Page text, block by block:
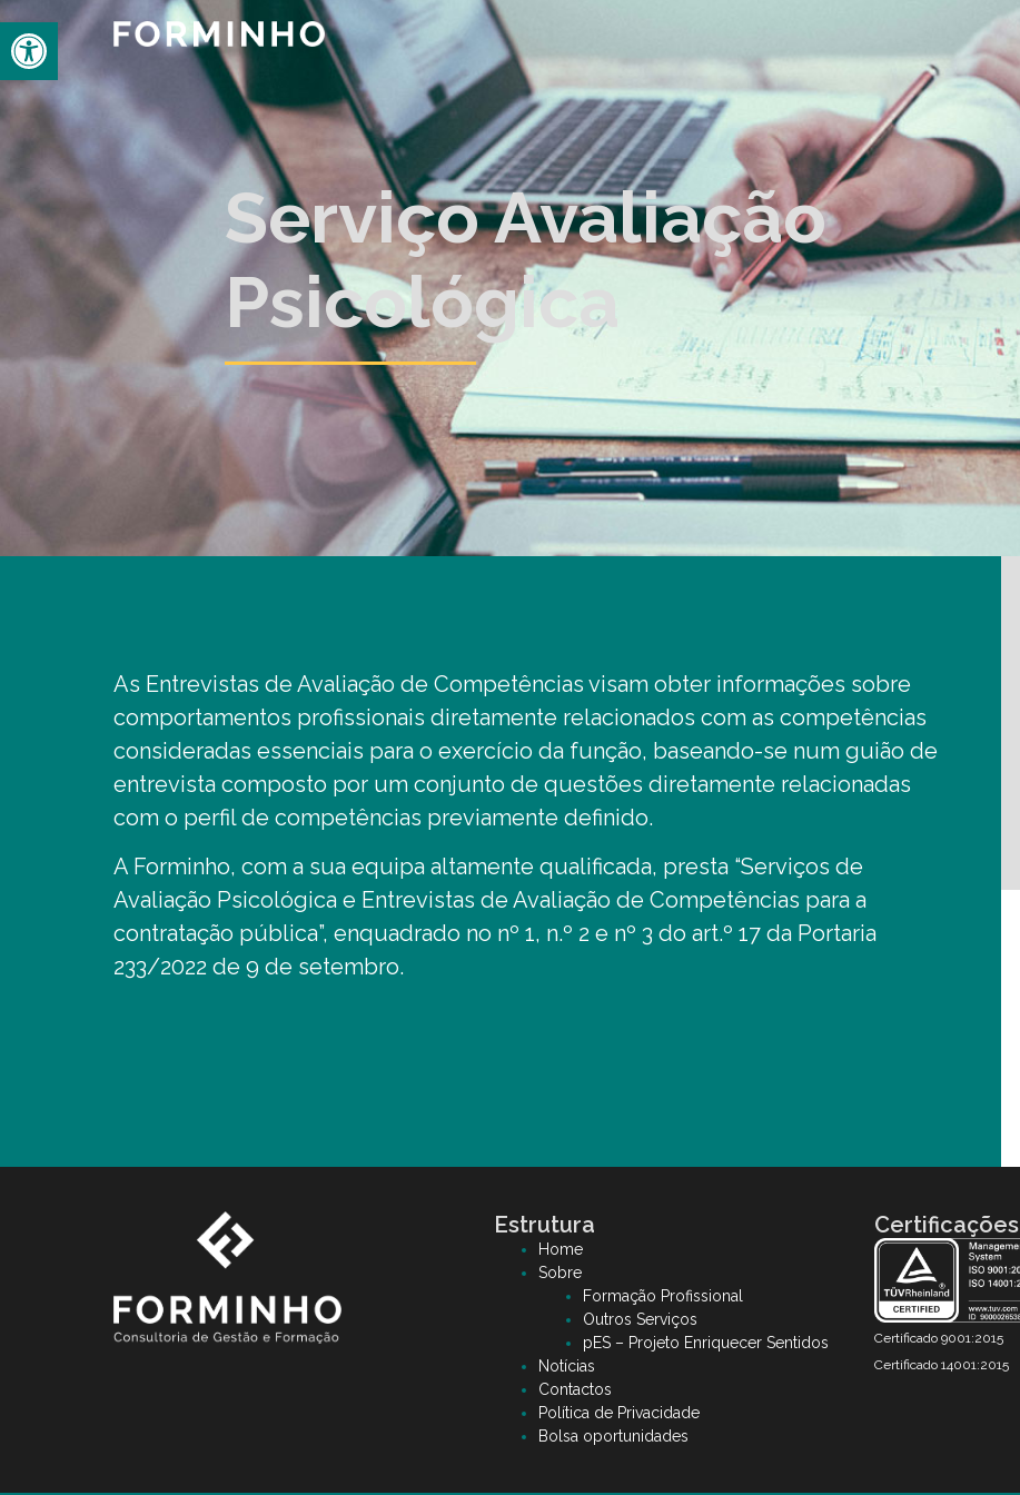
Open toolbar
Serviço Avaliação
Psicológica
As Entrevistas de Avaliação de Competências visam obter informações sobre
comportamentos profissionais diretamente relacionados com as competências
consideradas essenciais para o exercício da função, baseando-se num guião de
entrevista composto por um conjunto de questões diretamente relacionadas
com o perfil de competências previamente definido.
A Forminho, com a sua equipa altamente qualificada, presta “Serviços de
Avaliação Psicológica e Entrevistas de Avaliação de Competências para a
contratação pública”, enquadrado no nº 1, n.º 2 e nº 3 do art.º 17 da Portaria
233/2022 de 9 de setembro.
Estrutura
Home
Sobre
Formação Profissional
Outros Serviços
pES – Projeto Enriquecer Sentidos
Notícias
Contactos
Política de Privacidade
Bolsa oportunidades
Certificações
Certificado 9001:2015
Certificado 14001:2015